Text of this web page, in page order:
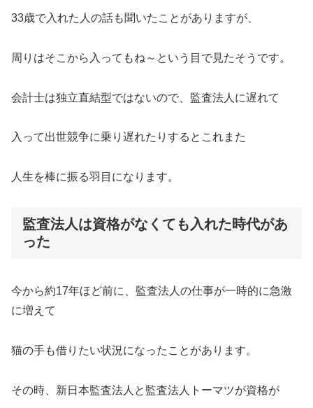
33歳で入れた人の話も聞いたことがありますが、
周りはそこから入ってもね～という目で見たそうです。
会計士は独立直結型ではないので、監査法人に遅れて
入って出世競争に乗り遅れたりするとこれまた
人生を棒に振る羽目になります。
監査法人は資格がなくても入れた時代があ
った
今から約17年ほど前に、監査法人の仕事が一時的に急激
に増えて
猫の手も借りたい状況になったことがあります。
その時、新日本監査法人と監査法人トーマツが資格が